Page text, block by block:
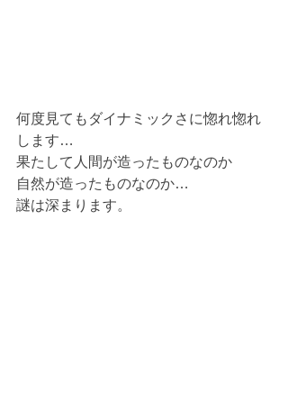
何度見てもダイナミックさに惚れ惚れ
します…
果たして人間が造ったものなのか
自然が造ったものなのか…
謎は深まります。